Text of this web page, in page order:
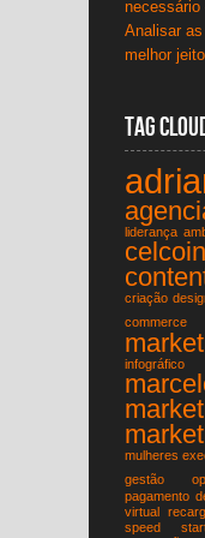
Analisar
melhor
Tag
liderança
celcoin
criação
commerce
infográfico
mulheres
gestão
pagamento
virtual
speed